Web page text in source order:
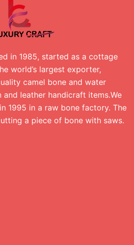
in 1985, started as a cottage
world’s largest exporter,
camel bone and water
leather handicraft items.We
1995 in a raw bone factory. The
a piece of bone with saws.